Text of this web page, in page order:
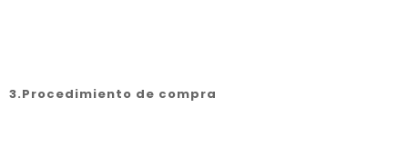
3.Procedimiento de compra